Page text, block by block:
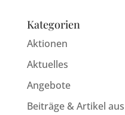
Kategorien
Aktionen
Aktuelles
Angebote
Beiträge & Artikel aus